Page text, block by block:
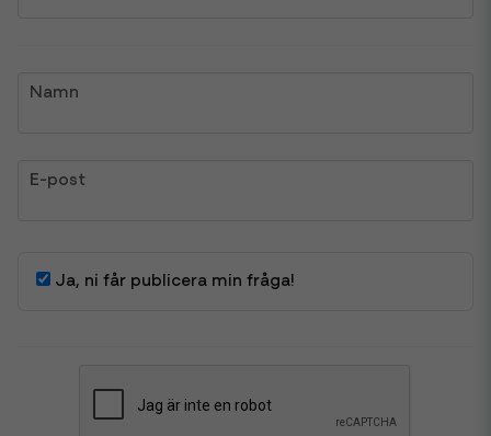
name
Namn
email
E-post
Ja, ni får publicera min fråga!